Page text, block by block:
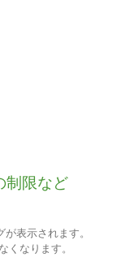
制限など
表示されます。
くなります。